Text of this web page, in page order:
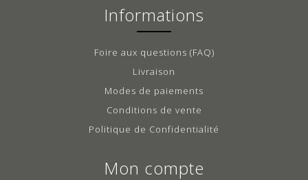
Informations
Foire aux questions (FAQ)
Livraison
Modes de paiements
Conditions de vente
Politique de Confidentialité
Mon compte